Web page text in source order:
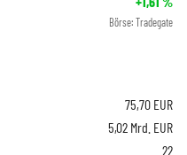
Börse: Tradegate
75,70 EUR
5,02 Mrd. EUR
22